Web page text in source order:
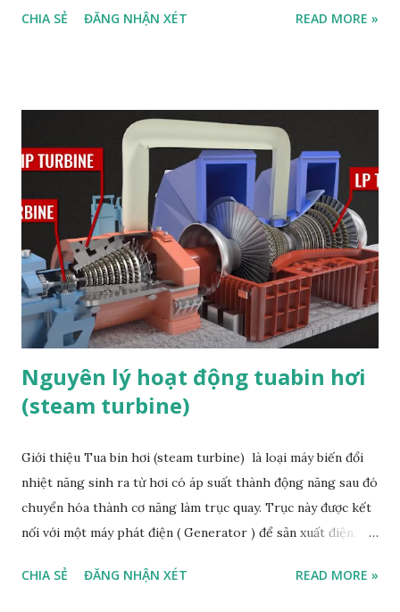
5 1 1/2 4 1/2 M14 70 85 6 2 4 5/8 M16 85 95 7 2/ 1/2 4 5/8
CHIA SẺ ĐĂNG NHẬN XÉT READ MORE »
Nguyên lý hoạt động tuabin hơi
(steam turbine)
Giới thiệu Tua bin hơi (steam turbine) là loại máy biến đổi
nhiệt năng sinh ra từ hơi có áp suất thành động năng sau đó
chuyển hóa thành cơ năng làm trục quay. Trục này được kết
nối với một máy phát điện ( Generator ) để sản xuất điện.
đáp ứng bởi các tuabin hơi nước này, có mặt trong các nhà
CHIA SẺ ĐĂNG NHẬN XÉT READ MORE »